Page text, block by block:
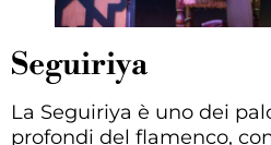
Seguiriya
La Seguiriya è uno dei
profondi del flamenco,